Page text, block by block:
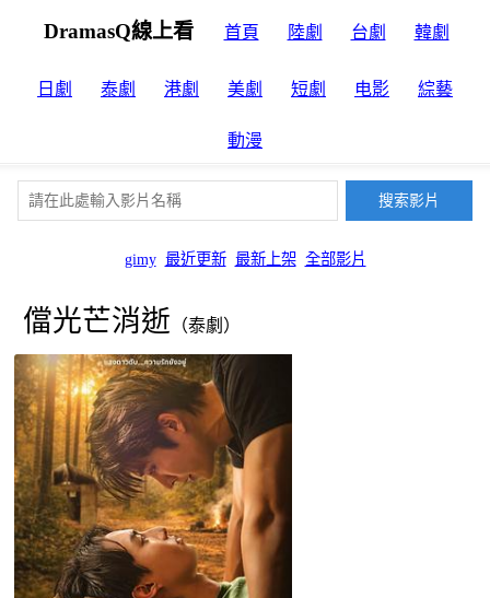
DramasQ線上看 首頁 陸劇 台劇 韓劇
日劇 泰劇 港劇 美劇 短劇 电影 綜藝
動漫
gimy 最近更新 最新上架 全部影片
儅光芒消逝 （泰劇）